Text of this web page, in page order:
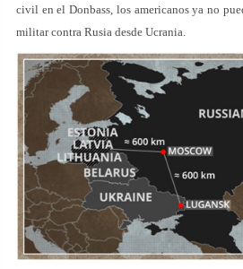
civil en el Donbass, los americanos ya no
militar contra Rusia desde Ucrania.